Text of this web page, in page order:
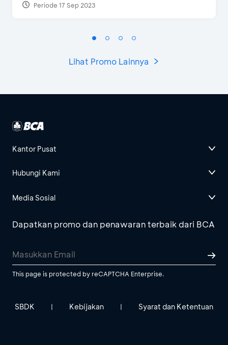
Periode 17 Sep 2023
Lihat Promo Lainnya
Kantor Pusat
Hubungi Kami
Media Sosial
Dapatkan promo dan penawaran terbaik dari BCA
This page is protected by reCAPTCHA Enterprise.
SBDK | Kebijakan | Syarat dan Ketentuan